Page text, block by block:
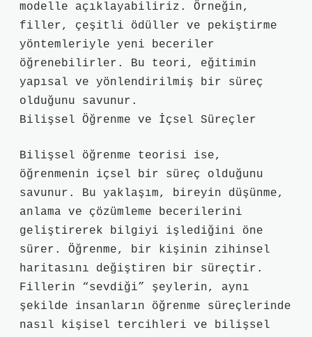
modelle açıklayabiliriz. Örneğin,
filler, çeşitli ödüller ve pekiştirme
yöntemleriyle yeni beceriler
öğrenebilirler. Bu teori, eğitimin
yapısal ve yönlendirilmiş bir süreç
olduğunu savunur.
Bilişsel Öğrenme ve İçsel Süreçler
Bilişsel öğrenme teorisi ise,
öğrenmenin içsel bir süreç olduğunu
savunur. Bu yaklaşım, bireyin düşünme,
anlama ve çözümleme becerilerini
geliştirerek bilgiyi işlediğini öne
sürer. Öğrenme, bir kişinin zihinsel
haritasını değiştiren bir süreçtir.
Fillerin “sevdiği” şeylerin, aynı
şekilde insanların öğrenme süreçlerinde
nasıl kişisel tercihleri ve bilişsel